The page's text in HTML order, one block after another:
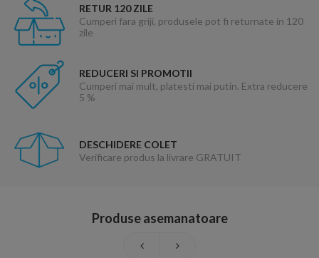
RETUR 120 ZILE
Cumperi fara griji, produsele pot fi returnate in 120
zile
REDUCERI SI PROMOTII
Cumperi mai mult, platesti mai putin. Extra reducere
5 %
DESCHIDERE COLET
Verificare produs la livrare GRATUIT
Produse asemanatoare